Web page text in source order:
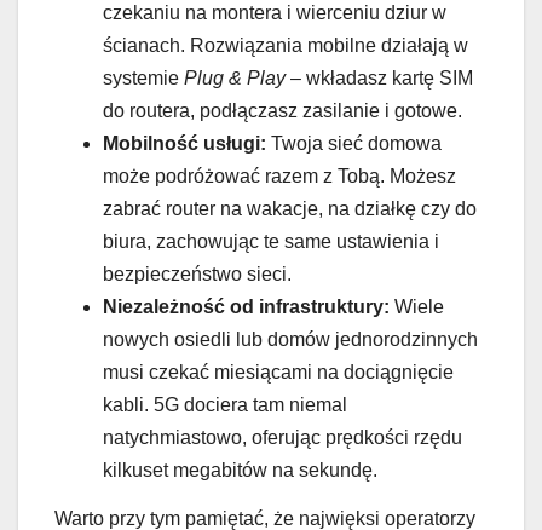
czekaniu na montera i wierceniu dziur w
ścianach. Rozwiązania mobilne działają w
systemie Plug & Play– wkładasz kartę SIM
do routera, podłączasz zasilanie i gotowe.
Mobilność usługi: Twoja sieć domowa
może podróżować razem z Tobą. Możesz
zabrać router na wakacje, na działkę czy do
biura, zachowując te same ustawienia i
bezpieczeństwo sieci.
Niezależność od infrastruktury: Wiele
nowych osiedli lub domów jednorodzinnych
musi czekać miesiącami na dociągnięcie
kabli. 5G dociera tam niemal
natychmiastowo, oferując prędkości rzędu
kilkuset megabitów na sekundę.
Warto przy tym pamiętać, że najwięksi operatorzy